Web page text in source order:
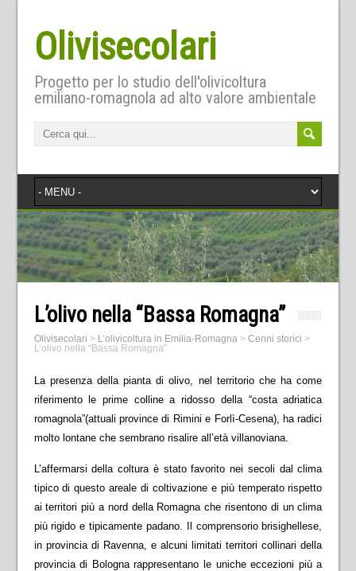
Olivisecolari
Progetto per lo studio dell'olivicoltura
emiliano-romagnola ad alto valore ambientale
L’olivo nella “Bassa Romagna”
Olivisecolari > L’olivicoltura in Emilia-Romagna > Cenni storici >
L’olivo nella “Bassa Romagna”
La presenza della pianta di olivo, nel territorio che ha come
riferimento le prime colline a ridosso della “costa adriatica
romagnola”(attuali province di Rimini e Forlì-Cesena), ha radici
molto lontane che sembrano risalire all’età villanoviana.
L’affermarsi della coltura è stato favorito nei secoli dal clima
tipico di questo areale di coltivazione e più temperato rispetto
ai territori più a nord della Romagna che risentono di un clima
più rigido e tipicamente padano. Il comprensorio brisighellese,
in provincia di Ravenna, e alcuni limitati territori collinari della
provincia di Bologna rappresentano le uniche eccezioni più a